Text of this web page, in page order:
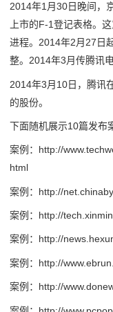
2014年1月30日晚间，
上市的F-1登记表格。
进程。2014年2月27日
整。2014年3月传腾讯
2014年3月10日，腾讯
的股份。
下面随机展示10篇发布
案例：http://
html
案例：http://
案例：http://
案例：http://
案例：http://
案例：http://